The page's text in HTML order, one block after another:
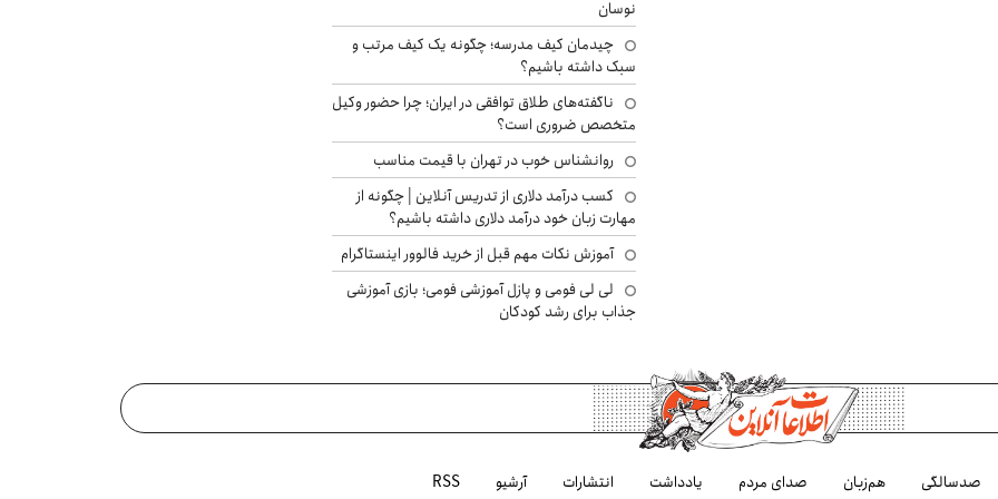
نوسان
چیدمان کیف مدرسه؛ چگونه یک کیف مرتب و
سبک داشته باشیم؟
ناگفته‌های طلاق توافقی در ایران؛ چرا حضور وکیل
متخصص ضروری است؟
روانشناس خوب در تهران با قیمت مناسب
کسب درآمد دلاری از تدریس آنلاین | چگونه از
مهارت زبان خود درآمد دلاری داشته باشیم؟
آموزش نکات مهم قبل از خرید فالوور اینستاگرام
لی لی فومی و پازل آموزشی فومی؛ بازی آموزشی
جذاب برای رشد کودکان
صدسالگی هم‌زبان صدای مردم یادداشت انتشارات آرشیو RSS